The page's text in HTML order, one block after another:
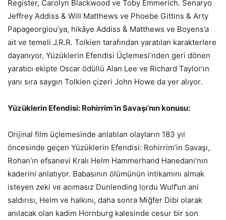
Register, Carolyn Blackwood ve Toby Emmerich. Senaryo
Jeffrey Addiss & Will Matthews ve Phoebe Gittins & Arty
Papageorgiou’ya, hikâye Addiss & Matthews ve Boyens’a
ait ve temeli J.R.R. Tolkien tarafından yaratılan karakterlere
dayanıyor. Yüzüklerin Efendisi Üçlemesi’nden geri dönen
yaratıcı ekipte Oscar ödüllü Alan Lee ve Richard Taylor’ın
yanı sıra saygın Tolkien çizeri John Howe da yer alıyor.
Yüzüklerin Efendisi: Rohirrim’in Savaşı’nın konusu:
Orijinal film üçlemesinde anlatılan olayların 183 yıl
öncesinde geçen Yüzüklerin Efendisi: Rohirrim’in Savaşı,
Rohan’ın efsanevi Kralı Helm Hammerhand Hanedanı’nın
kaderini anlatıyor. Babasının ölümünün intikamını almak
isteyen zeki ve acımasız Dunlending lordu Wulf’un ani
saldırısı, Helm ve halkını, daha sonra Miğfer Dibi olarak
anılacak olan kadim Hornburg kalesinde cesur bir son